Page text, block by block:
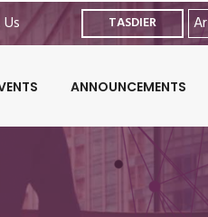
TASDIER Ar
ANNOUNCEMENTS